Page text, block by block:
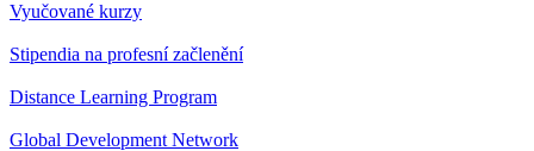
Vyučované kurzy
Stipendia na profesní začlenění
Distance Learning Program
Global Development Network